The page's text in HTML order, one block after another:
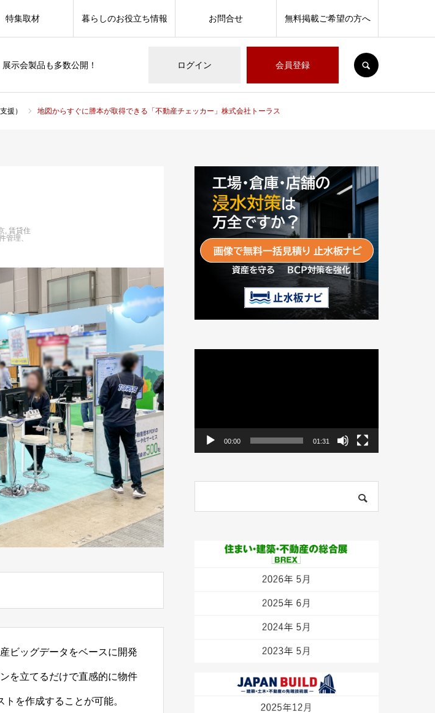
示会製品も多数公開！ ログイン 会員登録
特集取材 暮らしのお役立ち情報 お問合せ 無料掲載ご希望の方へ
援） 地図からすぐに謄本が取得できる「不動産チェッカー」株式会社トーラス
賃貸住
管理、
ビッグデータをベースに開発
を立てるだけで直感的に物件
を作成することが可能。
00:00 01:31